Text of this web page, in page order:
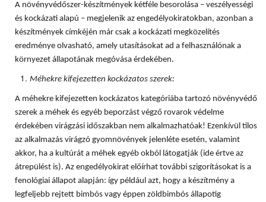
A növényvédőszer-készítmények kétféle besorolása – veszélyességi
és kockázati alapú – megjelenik az engedélyokiratokban, azonban a
készítmények címkéjén már csak a kockázati megközelítés
eredménye olvasható, amely utasításokat ad a felhasználónak a
környezet állapotának megóvása érdekében.
Méhekre kifejezetten kockázatos szerek:
A méhekre kifejezetten kockázatos kategóriába tartozó növényvédő
szerek a méhek és egyéb beporzást végző rovarok védelme
érdekében virágzási időszakban nem alkalmazhatóak! Ezenkívül tilos
az alkalmazás virágzó gyomnövények jelenléte esetén, valamint
akkor, ha a kultúrát a méhek egyéb okból látogatják (ide értve az
átrepülést is). Az engedélyokirat előírhat további szigorításokat is a
fenológiai állapot alapján: így például azt, hogy a készítmény a
legfeljebb rejtett bimbós vagy éppen zöldbimbós állapotig